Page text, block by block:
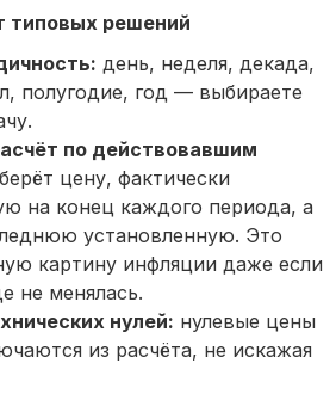
типовых решений
день, неделя, декада,
полугодие, год — выбираете
по действовавшим
цену, фактически
на конец каждого периода, а
установленную. Это
картину инфляции даже если
не менялась.
нулей: нулевые цены
из расчёта, не искажая